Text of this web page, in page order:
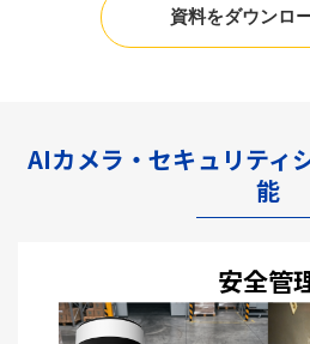
資料をダウンロ
AIカメラ・セキュリティ
能
安全管